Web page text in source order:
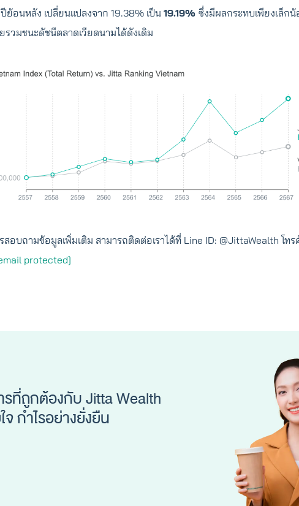
ปีย้อนหลัง เปลี่ยนแปลงจาก 19.38% เป็น 19.19% ซึ่งมีผลกระทบเพียงเล็ก
รวมชนะดัชนีตลาดเวียดนามได้ดังเดิม
สอบถามข้อมูลเพิ่มเติม สามารถติดต่อเราได้ที่ Line ID: @JittaWealth โ
protected]
ที่ถูกต้องกับ Jitta Wealth
กำไรอย่างยั่งยืน